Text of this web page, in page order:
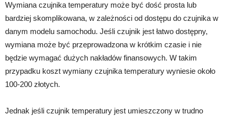
Wymiana czujnika temperatury może być dość prosta lub
bardziej skomplikowana, w zależności od dostępu do czujnika w
danym modelu samochodu. Jeśli czujnik jest łatwo dostępny,
wymiana może być przeprowadzona w krótkim czasie i nie
będzie wymagać dużych nakładów finansowych. W takim
przypadku koszt wymiany czujnika temperatury wyniesie około
100-200 złotych.
Jednak jeśli czujnik temperatury jest umieszczony w trudno